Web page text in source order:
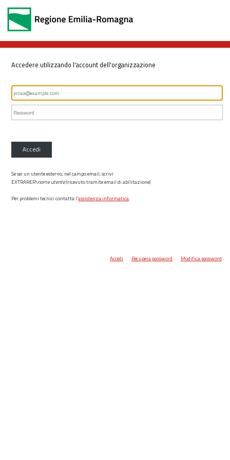
Accedere utilizzando l'account dell'organizzazione
Accedi
Se sei un utente esterno, nel campo email, scrivi
EXTRARER\nome utente(ricevuto tramite email di abilitazione)
Per problemi tecnici contatta l’assistenza informatica.
Accedi Recupera password Modifica password